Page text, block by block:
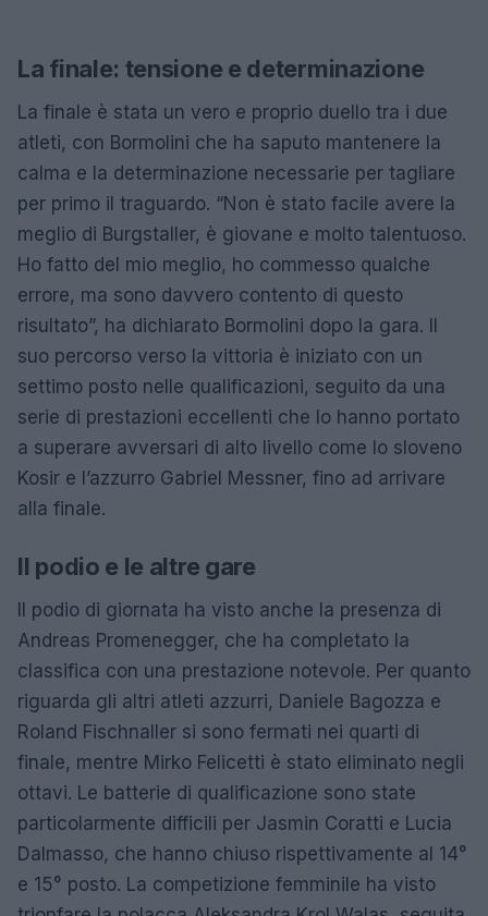
La finale: tensione e determinazione
La finale è stata un vero e proprio duello tra i due
atleti, con Bormolini che ha saputo mantenere la
calma e la determinazione necessarie per tagliare
per primo il traguardo. “Non è stato facile avere la
meglio di Burgstaller, è giovane e molto talentuoso.
Ho fatto del mio meglio, ho commesso qualche
errore, ma sono davvero contento di questo
risultato”, ha dichiarato Bormolini dopo la gara. Il
suo percorso verso la vittoria è iniziato con un
settimo posto nelle qualificazioni, seguito da una
serie di prestazioni eccellenti che lo hanno portato
a superare avversari di alto livello come lo sloveno
Kosir e l’azzurro Gabriel Messner, fino ad arrivare
alla finale.
Il podio e le altre gare
Il podio di giornata ha visto anche la presenza di
Andreas Promenegger, che ha completato la
classifica con una prestazione notevole. Per quanto
riguarda gli altri atleti azzurri, Daniele Bagozza e
Roland Fischnaller si sono fermati nei quarti di
finale, mentre Mirko Felicetti è stato eliminato negli
ottavi. Le batterie di qualificazione sono state
particolarmente difficili per Jasmin Coratti e Lucia
Dalmasso, che hanno chiuso rispettivamente al 14°
e 15° posto. La competizione femminile ha visto